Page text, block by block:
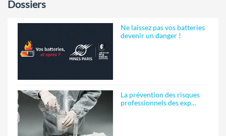
Dossiers
Ne laissez pas vos batteries
devenir un danger !
La prévention des risques
professionnels des exp…